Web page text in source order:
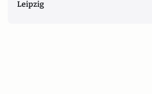
Leipzig